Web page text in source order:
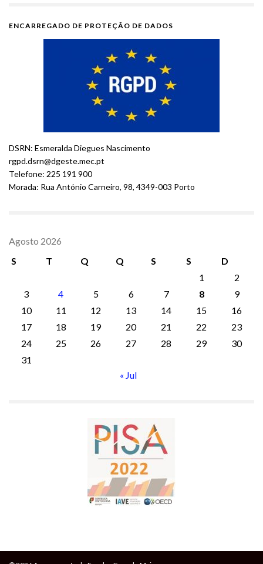
ENCARREGADO DE PROTEÇÃO DE DADOS
DSRN: Esmeralda Diegues Nascimento
rgpd.dsrn@dgeste.mec.pt
Telefone: 225 191 900
Morada: Rua António Carneiro, 98, 4349-003 Porto
Agosto 2026
S
T Q Q S S
D
1
2
3
4 5 6 7 8
9
10
11 12 13 14 15
16
17
18 19 20 21 22
23
24
25 26 27 28 29
30
31
« Jul